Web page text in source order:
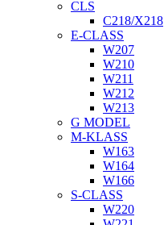
CLS
C218/X218
E-CLASS
W207
W210
W211
W212
W213
G MODEL
M-KLASS
W163
W164
W166
S-CLASS
W220